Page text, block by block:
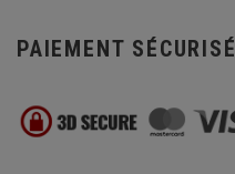
PAIEMENT SÉCURISÉ